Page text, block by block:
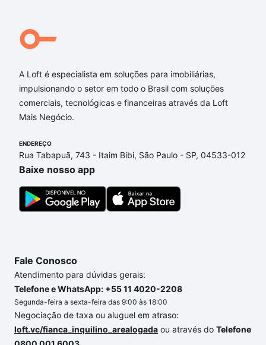
Aqui na Loft temos a oferta ideal para você, com
Casas à venda em Cidade Ocidental, GO que
financiamento imobiliário as parcelas podem se
adequar ao seu orçamento. Se ainda tem alguma
dúvida dos custos envolvidos no processo de
compra, veja em nosso portal
o imóvel dos seus sonhos com segurança e
conforto. Loft, com você até as chaves.
A Loft é especialista em soluções para imobiliárias,
impulsionando o setor em todo o Brasil com soluções
comerciais, tecnológicas e financeiras através da Loft
Mais Negócio.
ENDEREÇO
Rua Tabapuã, 743 - Itaim Bibi, São Paulo - SP, 04533-012
Baixe nosso app
Fale Conosco
Atendimento para dúvidas gerais:
Telefone e WhatsApp: +55 11 4020-2208
Segunda-feira a sexta-feira das 9:00 às 18:00
Negociação de taxa ou aluguel em atraso:
loft.vc/fianca_inquilino_arealogada ou através do Telefone